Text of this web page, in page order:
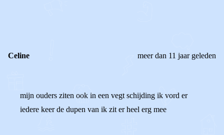
Celine meer dan 11 jaar geleden
mijn ouders ziten ook in een vegt schijding ik vord er
iedere keer de dupen van ik zit er heel erg mee